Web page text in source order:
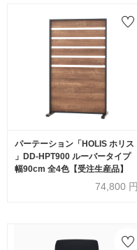
パーテーション「HOLIS ホリス
」DD-HPT900 ルーバータイプ
幅90cm 全4色【受注生産品】
74,800 円